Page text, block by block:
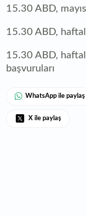
15.30 ABD,
15.30 ABD,
15.30 ABD,
başvuruları
WhatsApp ile paylaş
X ile paylaş